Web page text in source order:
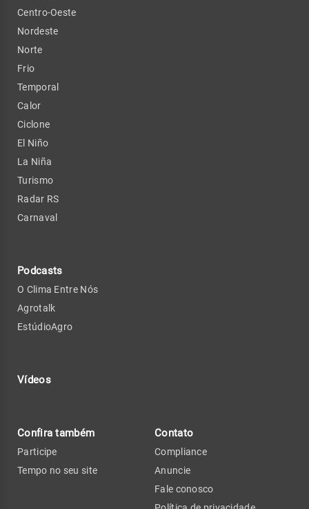
Centro-Oeste
Nordeste
Norte
Frio
Temporal
Calor
Ciclone
El Niño
La Niña
Turismo
Radar RS
Carnaval
Podcasts
O Clima Entre Nós
Agrotalk
EstúdioAgro
Vídeos
Confira também
Participe
Tempo no seu site
Contato
Compliance
Anuncie
Fale conosco